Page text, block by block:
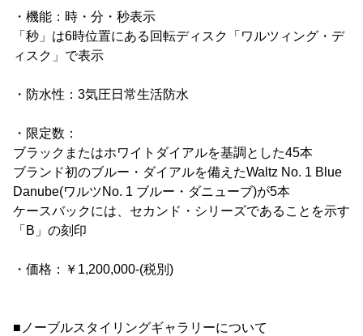
・機能：時・分・秒表示
「秒」は6時位置にある回転ディスク「ワルツィング・デ
ィスク」で表示
・防水性：3気圧日常生活防水
・限定数：
ブラックまたはホワイトダイアルを基調とした45本
ブランド初のブルー・ダイアルを備えたWaltz No. 1 Blue
Danube(ワルツNo. 1 ブルー・ダニューブ)が5本
ケースバックには、セカンド・シリーズであることを示す
「B」の刻印
・価格：￥1,200,000-(税別)
■ノーブルスタイリングギャラリーについて